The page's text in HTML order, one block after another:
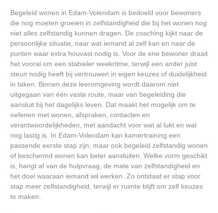
Begeleid wonen in Edam-Volendam is bedoeld voor bewoners
die nog moeten groeien in zelfstandigheid die bij het wonen nog
niet alles zelfstandig kunnen dragen. De coaching kijkt naar de
persoonlijke situatie, naar wat iemand al zelf kan en naar de
punten waar extra houvast nodig is. Voor de ene bewoner draait
het vooral om een stabieler weekritme, terwijl een ander juist
steun nodig heeft bij vertrouwen in eigen keuzes of duidelijkheid
in taken. Binnen deze leeromgeving wordt daarom niet
uitgegaan van één vaste route, maar van begeleiding die
aansluit bij het dagelijks leven. Dat maakt het mogelijk om te
oefenen met wonen, afspraken, contacten en
verantwoordelijkheden, met aandacht voor wat al lukt en wat
nog lastig is. In Edam-Volendam kan kamertraining een
passende eerste stap zijn, maar ook begeleid zelfstandig wonen
of beschermd wonen kan beter aansluiten. Welke vorm geschikt
is, hangt af van de hulpvraag, de mate van zelfstandigheid en
het doel waaraan iemand wil werken. Zo ontstaat er stap voor
stap meer zelfstandigheid, terwijl er ruimte blijft om zelf keuzes
te maken.